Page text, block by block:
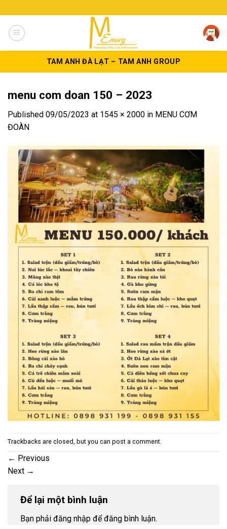
to
content
TAM ANH ĐÀ LẠT – TAM ANH GROUP
menu com doan 150 – 2023
Published 09/05/2023 at 1545 × 2000 in MENU CƠM
ĐOÀN
Trackbacks are closed, but you can post a comment.
← Previous
Next →
Để lại một bình luận
Bạn phải đăng nhập để đăng bình luận.